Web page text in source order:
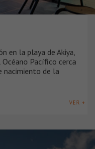
en la playa de Akiya,
Pacífico cerca
nacimiento de la
VER +